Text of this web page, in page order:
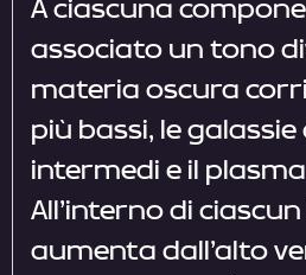
A ciascuna
associato un tono
materia oscura
più bassi, le
intermedi e il
All’interno di
aumenta dall’alto